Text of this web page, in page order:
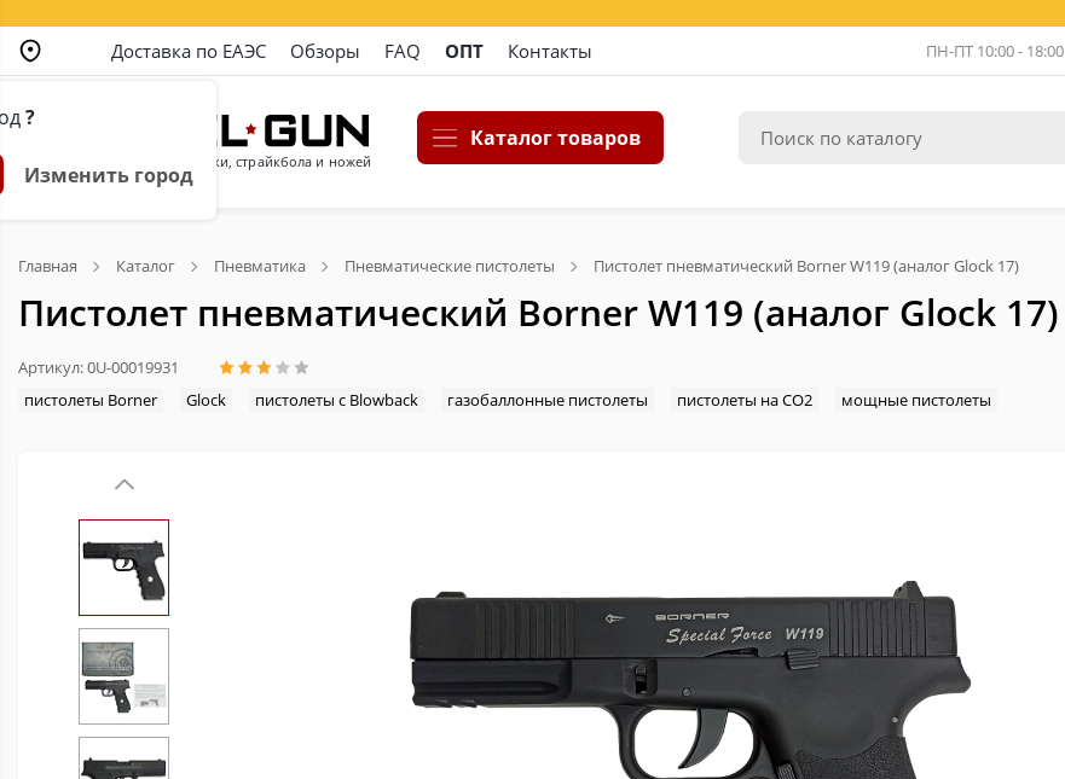
?
Изменить город
Доставка по ЕАЭС Обзоры FAQ ОПТ Контакты ПН-ПТ 10:00 - 18:00
Магазин пневматики, страйкбола и ножей
Каталог товаров
Главная Каталог Пневматика Пневматические пистолеты Пистолет пневматический Borner W119 (аналог Glock 17)
Пистолет пневматический Borner W119 (аналог Glock 17)
Артикул: 0U-00019931
пистолеты Borner
Glock пистолеты с Blowback газобаллонные пистолеты пистолеты на CO2 мощные пистолеты